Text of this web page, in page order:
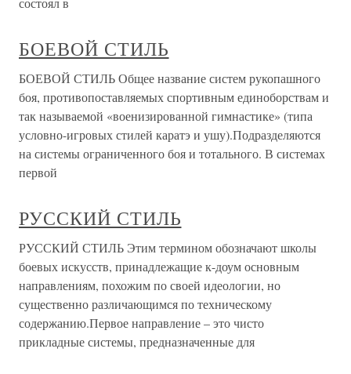
БОЕВОЙ СТИЛЬ
БОЕВОЙ СТИЛЬ Общее название систем рукопашного
боя, противопоставляемых спортивным единоборствам и
так называемой «военизированной гимнастике» (типа
условно-игровых стилей каратэ и ушу).Подразделяются
на системы ограниченного боя и тотального. В системах
первой
РУССКИЙ СТИЛЬ
РУССКИЙ СТИЛЬ Этим термином обозначают школы
боевых искусств, принадлежащие к-доум основным
направлениям, похожим по своей идеологии, но
существенно различающимся по техническому
содержанию.Первое направление – это чисто
прикладные системы, предназначенные для